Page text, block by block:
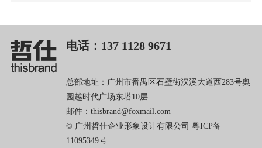
电话：137 1128 9671
总部地址：广州市番禺区石壁街汉溪大道西283号奥
园越时代广场东塔10层
邮件：thisbrand@foxmail.com
© 广州哲仕企业形象设计有限公司 粤ICP备
11095349号